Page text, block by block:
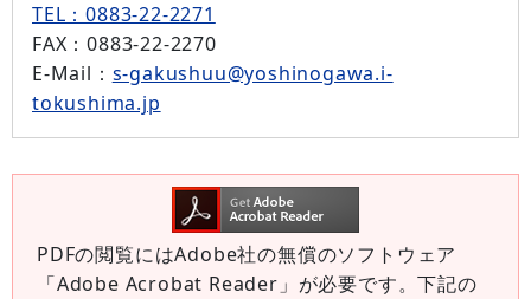
TEL：0883-22-2271
FAX ：0883-22-2270
E-Mail ： s-gakushuu@yoshinogawa.i-
tokushima.jp
PDFの閲覧にはAdobe社の無償のソフトウェア
「Adobe Acrobat Reader」が必要です。下記の